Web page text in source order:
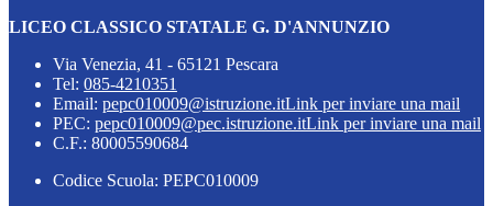
LICEO CLASSICO STATALE G. D'ANNUNZIO
Via Venezia, 41 - 65121 Pescara
Tel: 085-4210351
Email: pepc010009@istruzione.itLink per inviare una mail
PEC: pepc010009@pec.istruzione.itLink per inviare una mail
C.F.: 80005590684
Codice Scuola: PEPC010009